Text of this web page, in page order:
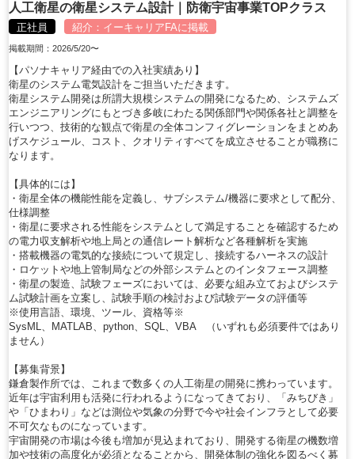
人工衛星の衛星システム設計｜防衛宇宙事業TOPクラス
正社員 紹介： イーキャリアFAに掲載
掲載期間：2026/5/20〜
【パソナキャリア経由での入社実績あり】
衛星のシステム電気設計をご担当いただきます。
衛星システム開発は所謂大規模システムの開発になるため、システムズ
エンジニアリングにもとづき多岐にわたる関係部門や関係各社と調整を
行いつつ、技術的な観点で衛星の全体コンフィグレーションをまとめあ
げスケジュール、コスト、クオリティすべてを成立させることが職務に
なります。
【具体的には】
・衛星全体の機能性能を定義し、サブシステム/機器に要求として配分、
仕様調整
・衛星に要求される性能をシステムとして満足することを確認するため
の電力収支解析や地上局との通信レート解析など各種解析を実施
・搭載機器の電気的な接続について規定し、接続するハーネスの設計
・ロケットや地上管制局などの外部システムとのインタフェース調整
・衛星の製造、試験フェーズにおいては、必要な組み立ておよびシステ
ム試験計画を立案し、試験手順の検討および試験データの評価等
※使用言語、環境、ツール、資格等※
SysML、MATLAB、python、SQL、VBA （いずれも必須要件ではあり
ません）
【募集背景】
鎌倉製作所では、これまで数多くの人工衛星の開発に携わっています。
近年は宇宙利用も活発に行われるようになってきており、「みちびき」
や「ひまわり」などは測位や気象の分野で今や社会インフラとして必要
不可欠なものになっています。
宇宙開発の市場は今後も増加が見込まれており、開発する衛星の機数増
加や技術の高度化が必須となることから、開発体制の強化を図るべく募